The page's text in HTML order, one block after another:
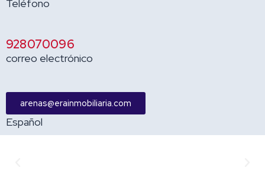
Teléfono
928070096
correo electrónico
arenas@erainmobiliaria.com
Español